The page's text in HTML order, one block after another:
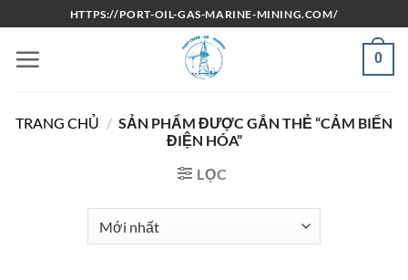
qua
nội
HTTPS://PORT-OIL-GAS-MARINE-MINING.COM/
0
TRANG CHỦ / SẢN PHẨM ĐƯỢC GẮN THẺ “CẢM BIẾN
ĐIỆN HÓA”
LỌC